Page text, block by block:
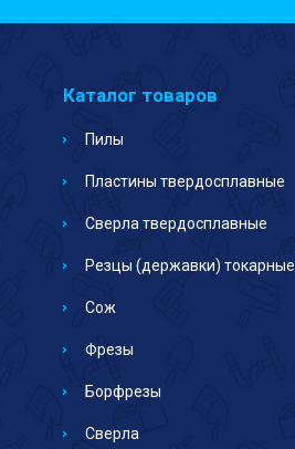
Каталог товаров
Пилы
Пластины твердосплавные
Сверла твердосплавные
Резцы (державки) токарные
Сож
Фрезы
Борфрезы
Сверла